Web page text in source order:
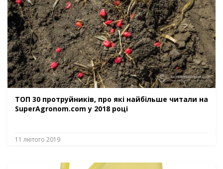
ТОП 30 протруйників, про які найбільше читали на
SuperAgronom.com у 2018 році
11 лютого 2019